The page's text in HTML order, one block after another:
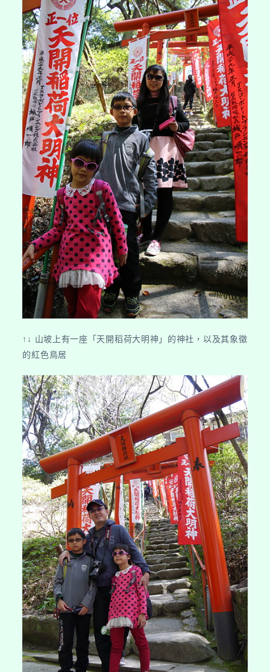
↑↓ 山坡上有一座「天開稻荷大明神」的神社，以及其象徵
的紅色鳥居